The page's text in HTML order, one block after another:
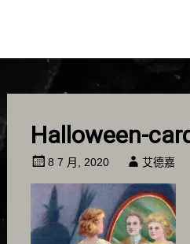
Halloween-
8 7 月, 2020 艾德嘉